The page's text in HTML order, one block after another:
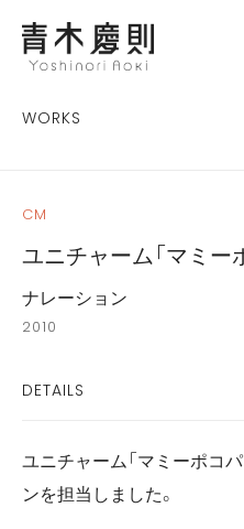
WORKS
CM
ユニチャーム「マミー
ナレーション
2010
DETAILS
ユニチャーム「マミーポコ
ンを担当しました。